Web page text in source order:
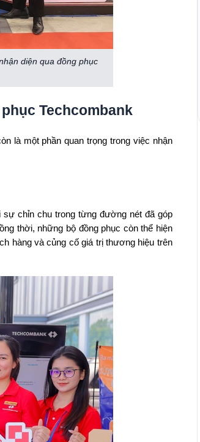
diện qua đồng phục
Techcombank
là một phần quan trọng trong việc nhận
chỉn chu trong từng đường nét đã góp
thời, những bộ đồng phục còn thể hiện
hàng và củng cố giá trị thương hiệu trên